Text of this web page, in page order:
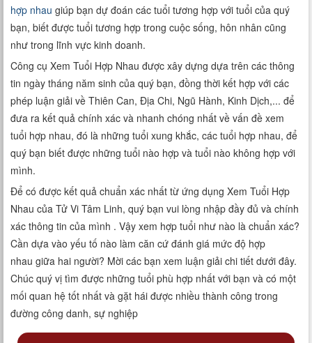
Kinh Dịch
Văn Hoa Tâm linh
Xem ngày
Xem tuổi
Xem bói
Tướng số
Cung hoàng đạo
hợp nhau giúp bạn dự đoán các tuổi tương hợp với tuổi của quý
bạn, biết được tuổi tương hợp trong cuộc sống, hôn nhân cũng
như trong lĩnh vực kinh doanh.
Công cụ Xem Tuổi Hợp Nhau được xây dựng dựa trên các thông
tin ngày tháng năm sinh của quý bạn, đồng thời kết hợp với các
phép luận giải về Thiên Can, Địa Chi, Ngũ Hành, Kinh Dịch,... để
đưa ra kết quả chính xác và nhanh chóng nhất về vấn đề xem
tuổi hợp nhau, đó là những tuổi xung khắc, các tuổi hợp nhau, để
quý bạn biết được những tuổi nào hợp và tuổi nào không hợp với
mình.
Để có được kết quả chuẩn xác nhất từ ứng dụng Xem Tuổi Hợp
Nhau của Tử Vi Tâm Linh, quý bạn vui lòng nhập đầy đủ và chính
xác thông tin của mình . Vậy xem hợp tuổi như nào là chuẩn xác?
Cần dựa vào yếu tố nào làm căn cứ đánh giá mức độ hợp
nhau giữa hai người? Mời các bạn xem luận giải chi tiết dưới đây.
Chúc quý vị tìm được những tuổi phù hợp nhất với bạn và có một
mối quan hệ tốt nhất và gặt hái được nhiều thành công trong
đường công danh, sự nghiệp